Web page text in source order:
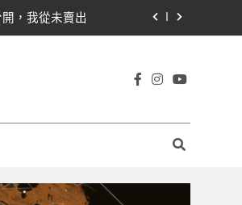
，我從未賣出
水5.4億致虧損
焦比特幣波動
等資訊。